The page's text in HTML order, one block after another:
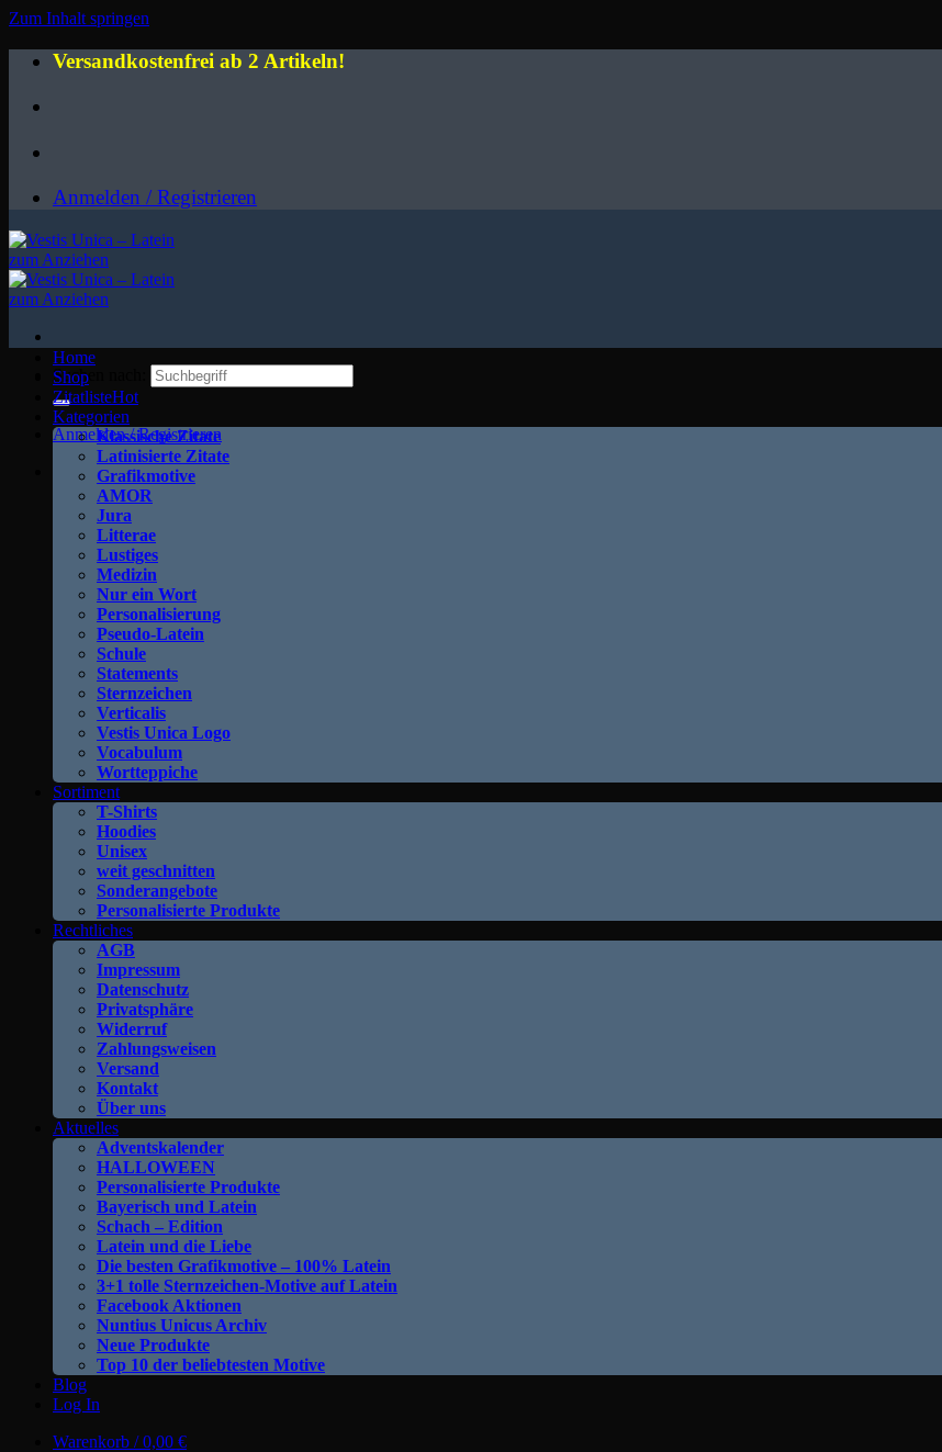
Zum Inhalt springen
Versandkostenfrei ab 2 Artikeln!
Anmelden / Registrieren
Suchen nach:
Anmelden / Registrieren
Home
Shop
Zitatliste
Kategorien
Klassische Zitate
Latinisierte Zitate
Grafikmotive
AMOR
Jura
Litterae
Lustiges
Medizin
Nur ein Wort
Personalisierung
Pseudo-Latein
Schule
Statements
Sternzeichen
Verticalis
Vestis Unica Logo
Vocabulum
Wortteppiche
Sortiment
T-Shirts
Hoodies
Unisex
weit geschnitten
Sonderangebote
Personalisierte Produkte
Rechtliches
AGB
Impressum
Datenschutz
Privatsphäre
Widerruf
Zahlungsweisen
Versand
Kontakt
Über uns
Aktuelles
Adventskalender
HALLOWEEN
Personalisierte Produkte
Bayerisch und Latein
Schach – Edition
Latein und die Liebe
Die besten Grafikmotive – 100% Latein
3+1 tolle Sternzeichen-Motive auf Latein
Facebook Aktionen
Nuntius Unicus Archiv
Neue Produkte
Top 10 der beliebtesten Motive
Blog
Log In
Warenkorb /0,00 €